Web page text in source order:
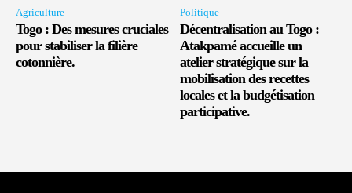
Agriculture
Togo : Des mesures cruciales
pour stabiliser la filière
cotonnière.
Politique
Décentralisation au Togo :
Atakpamé accueille un
atelier stratégique sur la
mobilisation des recettes
locales et la budgétisation
participative.